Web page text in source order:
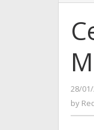
28/
by